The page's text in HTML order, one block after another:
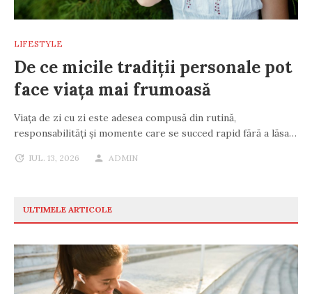
LIFESTYLE
De ce micile tradiții personale pot
face viața mai frumoasă
Viața de zi cu zi este adesea compusă din rutină,
responsabilități și momente care se succed rapid fără a lăsa…
IUL. 13, 2026 ADMIN
ULTIMELE ARTICOLE